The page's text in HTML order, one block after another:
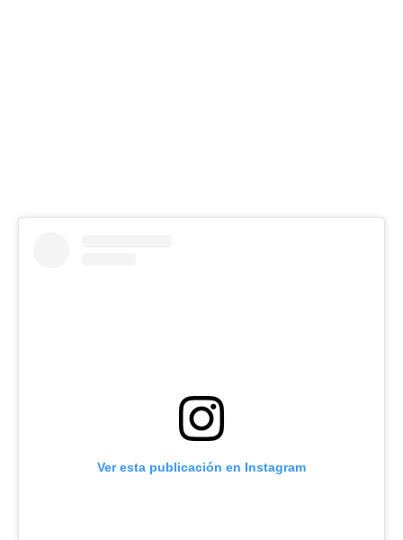
Ver esta publicación en Instagram